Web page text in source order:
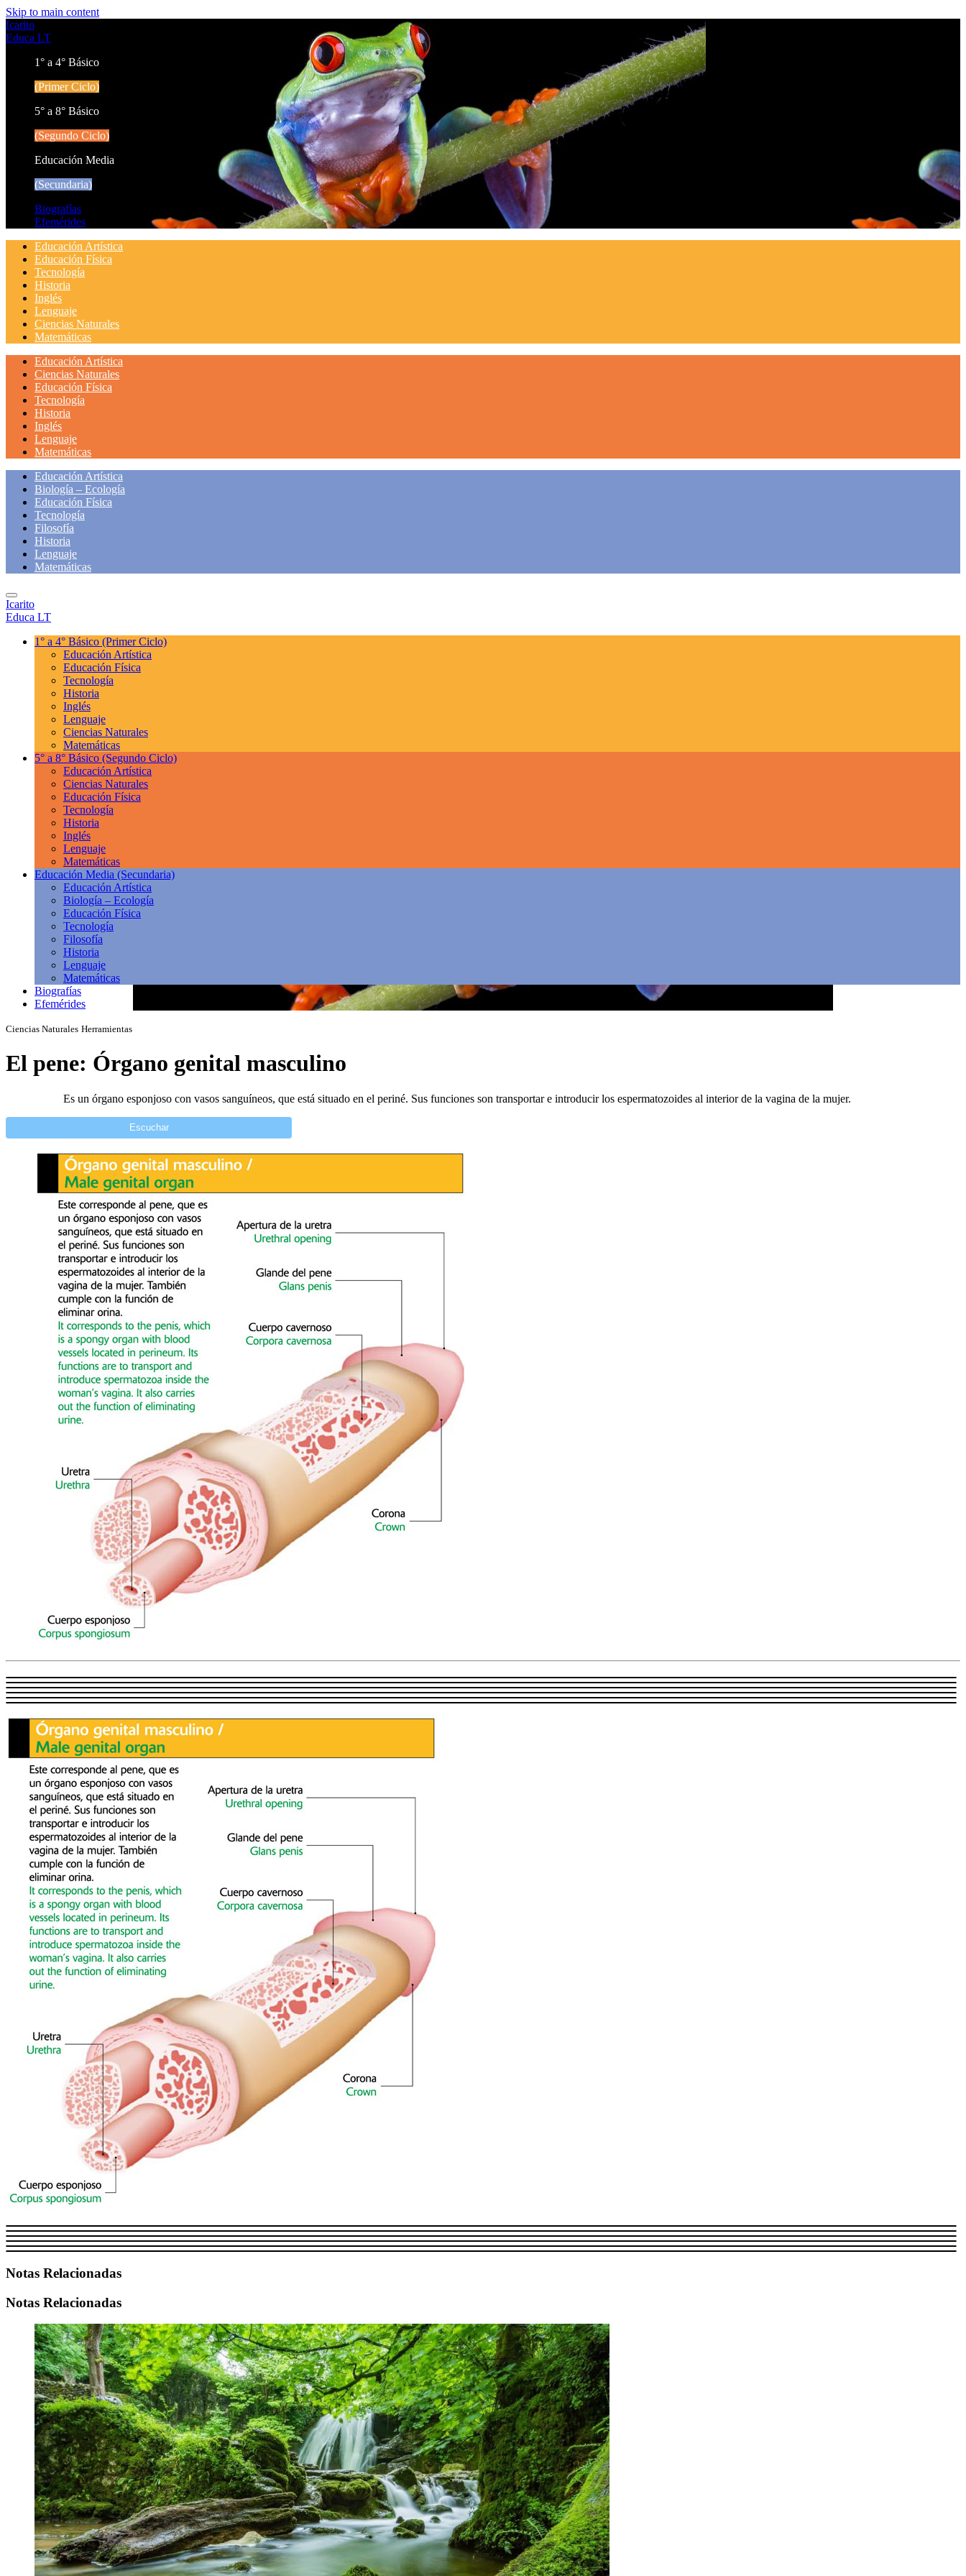
Skip to main content
Icarito
Educa LT
1° a 4° Básico
(Primer Ciclo)
5° a 8° Básico
(Segundo Ciclo)
Educación Media
(Secundaria)
Biografías
Efemérides
Educación Artística
Educación Física
Tecnología
Historia
Inglés
Lenguaje
Ciencias Naturales
Matemáticas
Educación Artística
Ciencias Naturales
Educación Física
Tecnología
Historia
Inglés
Lenguaje
Matemáticas
Educación Artística
Biología – Ecología
Educación Física
Tecnología
Filosofía
Historia
Lenguaje
Matemáticas
Icarito
Educa LT
1° a 4° Básico (Primer Ciclo)
Educación Artística
Educación Física
Tecnología
Historia
Inglés
Lenguaje
Ciencias Naturales
Matemáticas
5° a 8° Básico (Segundo Ciclo)
Educación Artística
Ciencias Naturales
Educación Física
Tecnología
Historia
Inglés
Lenguaje
Matemáticas
Educación Media (Secundaria)
Educación Artística
Biología – Ecología
Educación Física
Tecnología
Filosofía
Historia
Lenguaje
Matemáticas
Biografías
Efemérides
Ciencias Naturales Herramientas
El pene: Órgano genital masculino
Es un órgano esponjoso con vasos sanguíneos, que está situado en el periné. Sus funciones son transportar e introducir los espermatozoides al interior de la vagina de la mujer.
Escuchar
Notas Relacionadas
Notas Relacionadas